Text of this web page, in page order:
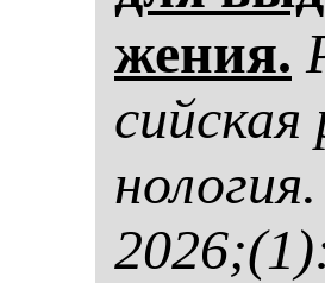
же­ния.
но­ло­гия.